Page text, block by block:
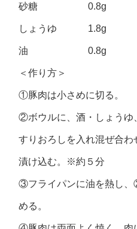
砂糖 0.8g
しょうゆ 1.8g
油 0.8g
＜作り方＞
①豚肉は小さめに切る。
②ボウルに、酒・しょうゆ
すりおろしを入れ混ぜ合
漬け込む。※約５分
③フライパンに油を熱し
める。